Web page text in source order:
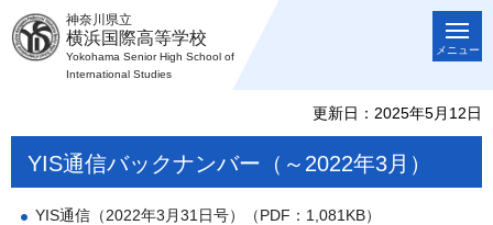
神奈川県立
横浜国際高等学校
Yokohama Senior High School of
International Studies
メニュー
更新日：2025年5月12日
YIS通信バックナンバー（～2022年3月）
YIS通信（2022年3月31日号）（PDF：1,081KB）